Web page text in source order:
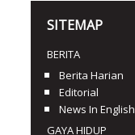
SITEMAP
BERITA
Berita Harian
Editorial
News In English
GAYA HIDUP